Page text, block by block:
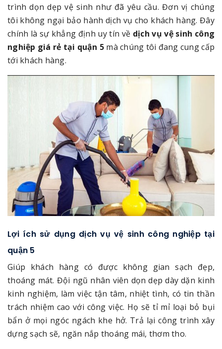
trình dọn dẹp vệ sinh như đã yêu cầu. Đơn vị chúng
tôi không ngại bảo hành dịch vụ cho khách hàng. Đây
chính là sự khẳng định uy tín về dịch vụ vệ sinh công
nghiệp giá rẻ tại quận 5 mà chúng tôi đang cung cấp
tới khách hàng.
Lợi ích sử dụng dịch vụ vệ sinh công nghiệp tại
quận 5
Giúp khách hàng có được không gian sạch đẹp,
thoáng mát. Đội ngũ nhân viên dọn dẹp dày dặn kinh
kinh nghiệm, làm việc tận tâm, nhiệt tình, có tin thần
trách nhiệm cao với công việc. Họ sẽ tỉ mỉ loại bỏ bụi
bẩn ở mọi ngóc ngách khe hở. Trả lại công trình xây
dựng sạch sẽ, ngăn nắp thoáng mái, thơm tho.